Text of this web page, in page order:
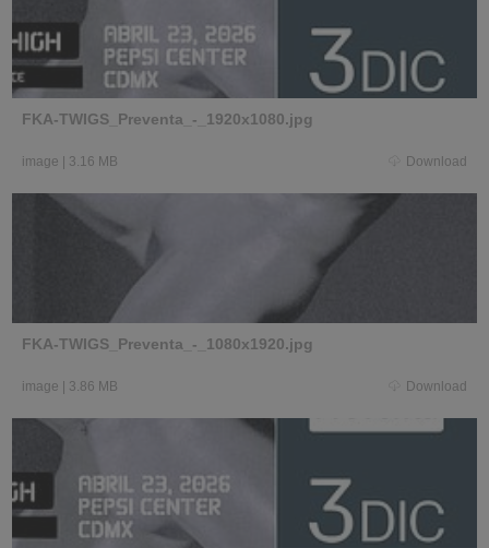
FKA-TWIGS_Preventa_-_1920x1080.jpg
image | 3.16 MB Download
FKA-TWIGS_Preventa_-_1080x1920.jpg
image | 3.86 MB Download